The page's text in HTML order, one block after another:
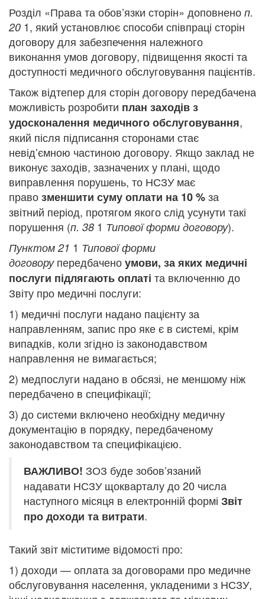
Розділ «Права та обов’язки сторін» доповнено п.
20 1, який установлює способи співпраці сторін
договору для забезпечення належного
виконання умов договору, підвищення якості та
доступності медичного обслуговування пацієнтів.
Також відтепер для сторін договору передбачена
можливість розробити план заходів з
удосконалення медичного обслуговування,
який після підписання сторонами стає
невід’ємною частиною договору. Якщо заклад не
виконує заходів, зазначених у плані, щодо
виправлення порушень, то НСЗУ має
правозменшити суму оплати на 10 %за
звітний період, протягом якого слід усунути такі
порушення (п. 38 1 Типової форми договору).
Пунктом 21 1 Типової форми
договору передбаченоумови, за яких медичні
послуги підлягають оплаті та включенню до
Звіту про медичні послуги:
1) медичні послуги надано пацієнту за
направленням, запис про яке є в системі, крім
випадків, коли згідно із законодавством
направлення не вимагається;
2) медпослуги надано в обсязі, не меншому ніж
передбачено в специфікації;
3) до системи включено необхідну медичну
документацію в порядку, передбаченому
законодавством та специфікацією.
ВАЖЛИВО! ЗОЗ буде зобов’язаний
надавати НСЗУ щокварталу до 20 числа
наступного місяця в електронній формі Звіт
про доходи та витрати.
Такий звіт міститиме відомості про:
1) доходи — оплата за договорами про медичне
обслуговування населення, укладеними з НСЗУ,